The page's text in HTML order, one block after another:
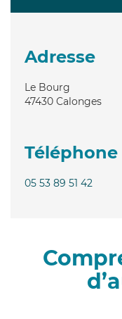
Adresse
Le Bourg
47430 Calonges
Téléphone
05 53 89 51 42